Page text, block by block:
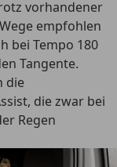
vorhandener
empfohlen
bei Tempo 180
Tangente.
die
die zwar bei
Regen